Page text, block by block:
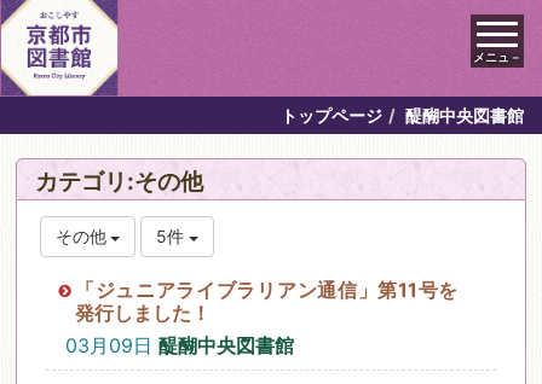
メニュ－
トップページ 醍醐中央図書館
カテゴリ:その他
その他 5件
「ジュニアライブラリアン通信」第11号を
発行しました！
03月09日 醍醐中央図書館